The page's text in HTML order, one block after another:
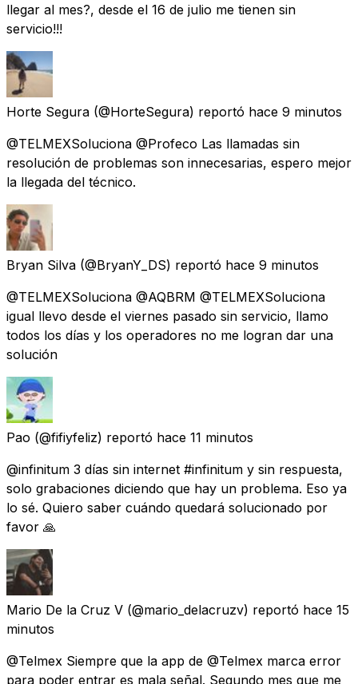
llegar al mes?, desde el 16 de julio me tienen sin
servicio!!!
Horte Segura (@HorteSegura) reportó hace 9 minutos
@TELMEXSoluciona @Profeco Las llamadas sin
resolución de problemas son innecesarias, espero mejor
la llegada del técnico.
Bryan Silva (@BryanY_DS) reportó hace 9 minutos
@TELMEXSoluciona @AQBRM @TELMEXSoluciona
igual llevo desde el viernes pasado sin servicio, llamo
todos los días y los operadores no me logran dar una
solución
Pao (@fifiyfeliz) reportó hace 11 minutos
@infinitum 3 días sin internet #infinitum y sin respuesta,
solo grabaciones diciendo que hay un problema. Eso ya
lo sé. Quiero saber cuándo quedará solucionado por
favor 🙏
Mario De la Cruz V (@mario_delacruzv) reportó hace 15
minutos
@Telmex Siempre que la app de @Telmex marca error
para poder entrar es mala señal. Segundo mes que me